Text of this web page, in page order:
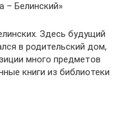
– Белинский»
Здесь будущий
в родительский дом,
много предметов
книги из библиотеки